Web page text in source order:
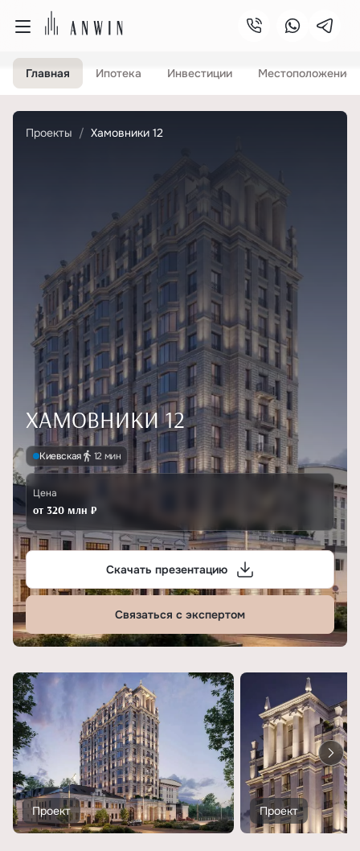
Главная Ипотека Инвестиции Местоположение
Проекты Хамовники 12
ХАМОВНИКИ 12
Киевская 12 мин
Цена
от 320 млн ₽
Скачать презентацию
Связаться с экспертом
Проект Проект